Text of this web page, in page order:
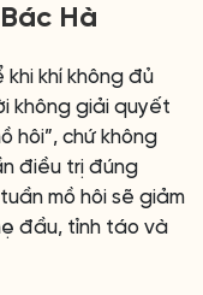
Hà
khí không đủ
không giải quyết
hôi”, chứ không
điều trị đúng
mồ hôi sẽ giảm
đầu, tỉnh táo và